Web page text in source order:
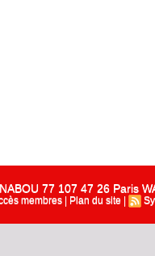
77 107 47 26 Paris
membres Plan du site